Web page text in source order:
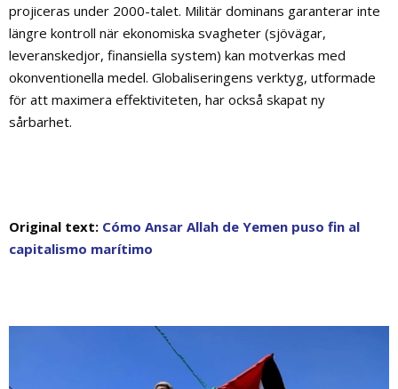
projiceras under 2000-talet. Militär dominans garanterar inte
längre kontroll när ekonomiska svagheter (sjövägar,
leveranskedjor, finansiella system) kan motverkas med
okonventionella medel. Globaliseringens verktyg, utformade
för att maximera effektiviteten, har också skapat ny
sårbarhet.
Original text: Cómo Ansar Allah de Yemen puso fin al
capitalismo marítimo